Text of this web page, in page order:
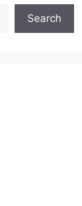
Search